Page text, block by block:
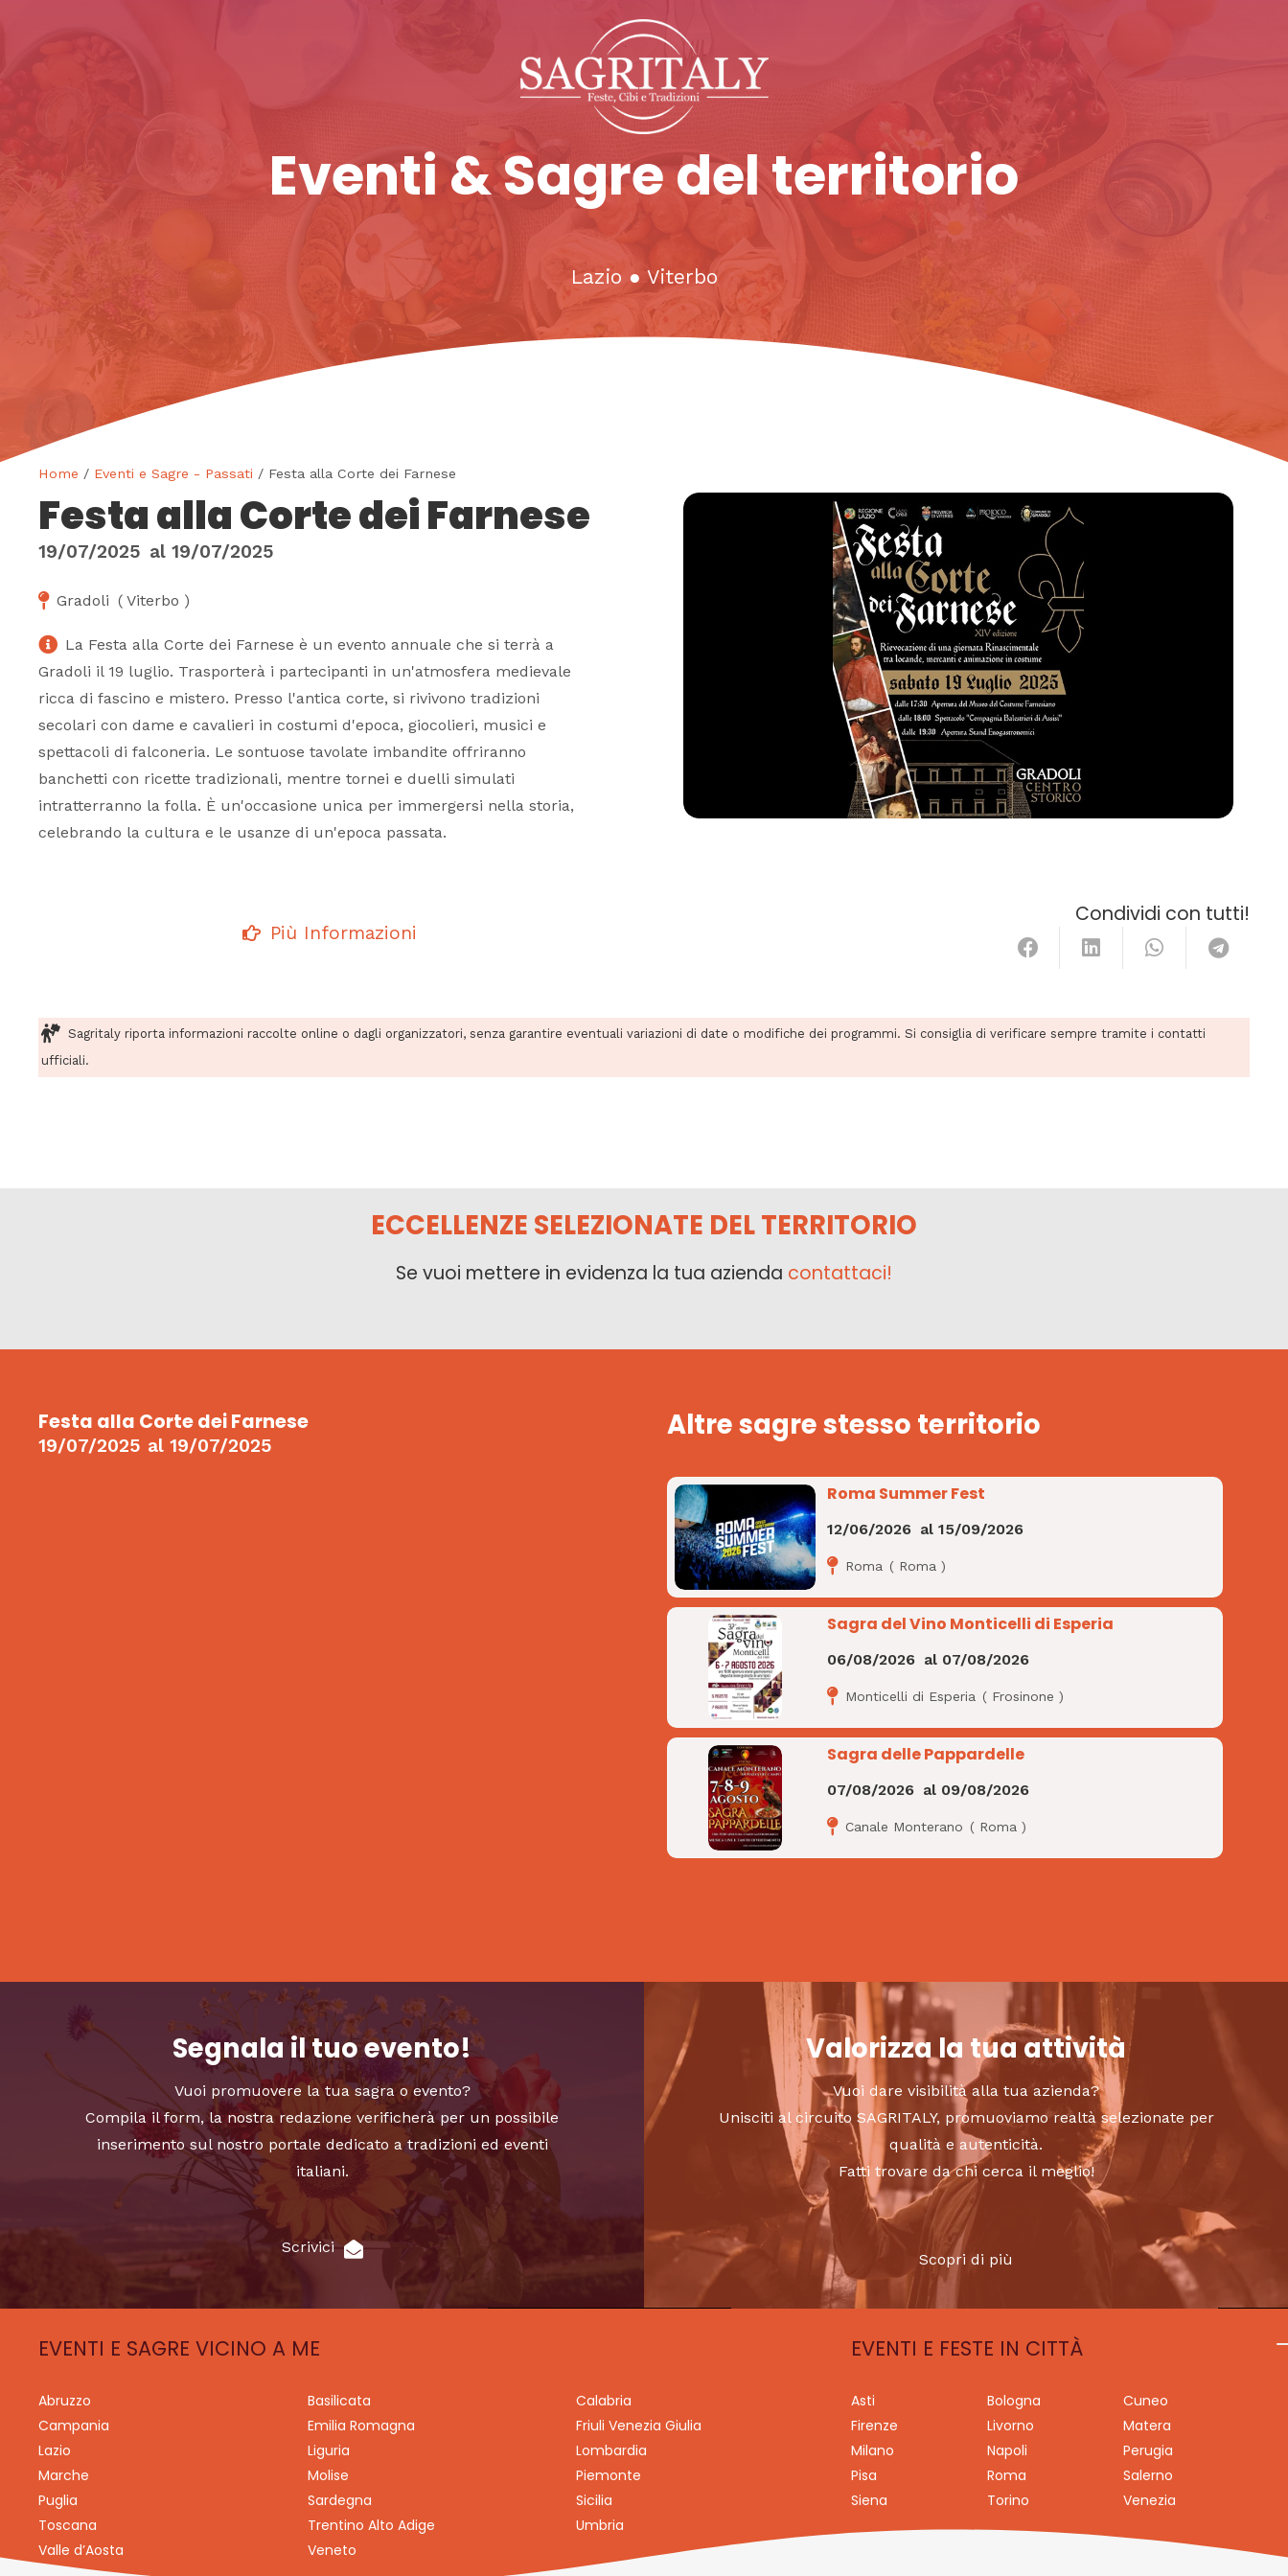
Eventi & Sagre del territorio
Lazio ● Viterbo
Home / Eventi e Sagre - Passati / Festa alla Corte dei Farnese
Festa alla Corte dei Farnese
19/07/2025 al 19/07/2025
Gradoli ( Viterbo )
La Festa alla Corte dei Farnese è un evento annuale che si terrà a
Gradoli il 19 luglio. Trasporterà i partecipanti in un'atmosfera medievale
ricca di fascino e mistero. Presso l'antica corte, si rivivono tradizioni
secolari con dame e cavalieri in costumi d'epoca, giocolieri, musici e
spettacoli di falconeria. Le sontuose tavolate imbandite offriranno
banchetti con ricette tradizionali, mentre tornei e duelli simulati
intratterranno la folla. È un'occasione unica per immergersi nella storia,
celebrando la cultura e le usanze di un'epoca passata.
Più Informazioni
Condividi con tutti!
Sagritaly riporta informazioni raccolte online o dagli organizzatori, senza garantire eventuali variazioni di date o modifiche dei programmi. Si consiglia di verificare sempre tramite i contatti
ufficiali.
ECCELLENZE SELEZIONATE DEL TERRITORIO
Se vuoi mettere in evidenza la tua azienda contattaci!
Festa alla Corte dei Farnese
19/07/2025 al 19/07/2025
Altre sagre stesso territorio
Roma Summer Fest
12/06/2026 al15/09/2026
Roma ( Roma )
Sagra del Vino Monticelli di Esperia
06/08/2026 al 07/08/2026
Monticelli di Esperia ( Frosinone )
Sagra delle Pappardelle
07/08/2026 al 09/08/2026
Canale Monterano ( Roma )
Segnala il tuo evento!
Vuoi promuovere la tua sagra o evento?
Compila il form, la nostra redazione verificherà per un possibile
inserimento sul nostro portale dedicato a tradizioni ed eventi
italiani.
Scrivici
Valorizza la tua attività
Vuoi dare visibilità alla tua azienda?
Unisciti al circuito SAGRITALY, promuoviamo realtà selezionate per
qualità e autenticità.
Fatti trovare da chi cerca il meglio!
Scopri di più
EVENTI E SAGRE VICINO A ME
Abruzzo Basilicata
Calabria
Campania
Emilia Romagna
Friuli Venezia Giulia
Lazio
Liguria
Lombardia
Marche
Molise
Piemonte
Puglia
Sardegna
Sicilia
Toscana
Trentino Alto Adige
Umbria
Valle d’Aosta
Veneto
EVENTI E FESTE IN CITTÀ
Asti Bologna
Cuneo
Firenze
Livorno
Matera
Milano
Napoli
Perugia
Pisa
Roma
Salerno
Siena
Torino Venezia